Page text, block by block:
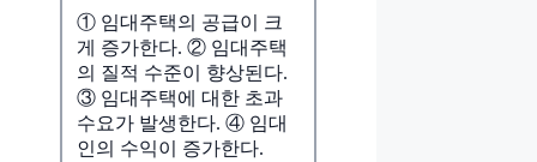
① 임대주택의 공급이 크
게 증가한다. ② 임대주택
의 질적 수준이 향상된다.
③ 임대주택에 대한 초과
수요가 발생한다. ④ 임대
인의 수익이 증가한다.